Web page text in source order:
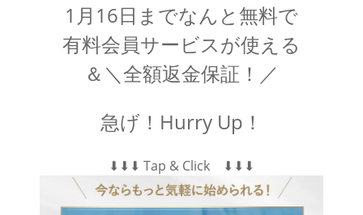
1月16日までなんと無料で
有料会員サービスが使える
＆＼全額返金保証！／
急げ！Hurry Up！
⬇︎⬇︎⬇︎ Tap & Click ⬇︎⬇︎⬇︎